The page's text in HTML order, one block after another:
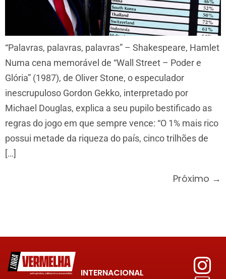
“Palavras, palavras, palavras” – Shakespeare, Hamlet
Numa cena memorável de “Wall Street – Poder e
Glória” (1987), de Oliver Stone, o especulador
inescrupuloso Gordon Gekko, interpretado por
Michael Douglas, explica a seu pupilo bestificado as
regras do jogo em que sempre vence: “O 1% mais rico
possui metade da riqueza do país, cinco trilhões de
[…]
Próximo →
INTERNACIONAL